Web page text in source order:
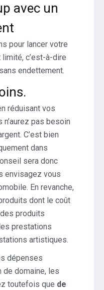
avec un
pour lancer votre
c’est-à-dire
endettement.
réduisant vos
pas besoin
C’est bien
dans
sera donc
envisagez vous
En revanche,
dont le coût
produits
prestations
artistiques.
dépenses
de domaine, les
toutefois que de